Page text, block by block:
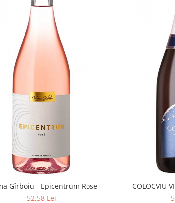
Gîrboiu - Epicentrum Rose
52,58 Lei
COLOCVIU